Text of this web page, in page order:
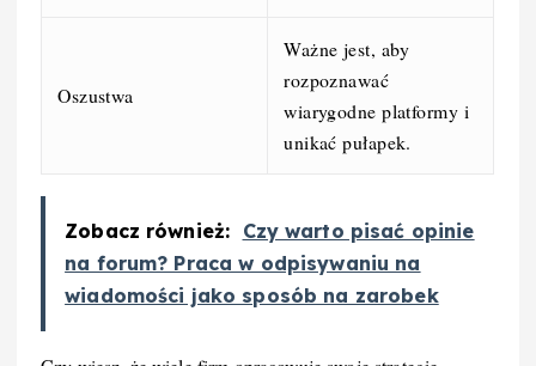
Oszustwa
Ważne jest, aby
rozpoznawać
wiarygodne platformy i
unikać pułapek.
Zobacz również: Czy warto pisać opinie
na forum? Praca w odpisywaniu na
wiadomości jako sposób na zarobek